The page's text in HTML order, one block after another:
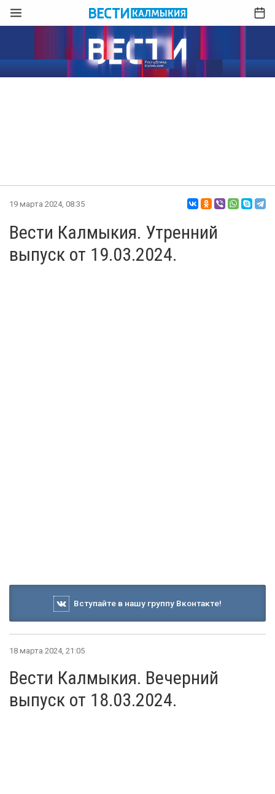
19 марта 2024, 08:35
Вести Калмыкия. Утренний
выпуск от 19.03.2024.
Вступайте в нашу группу Вконтакте!
18 марта 2024, 21:05
Вести Калмыкия. Вечерний
выпуск от 18.03.2024.